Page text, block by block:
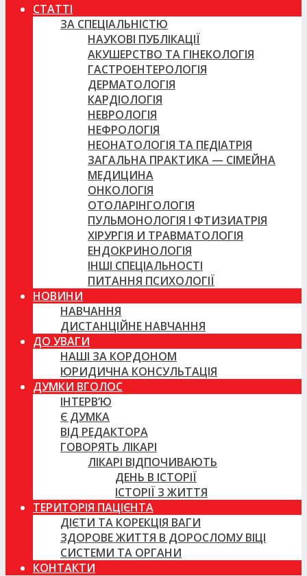
СТАТТІ
ЗА СПЕЦІАЛЬНІСТЮ
НАУКОВІ ПУБЛІКАЦІЇ
АКУШЕРСТВО ТА ГІНЕКОЛОГІЯ
ГАСТРОЕНТЕРОЛОГІЯ
ДЕРМАТОЛОГІЯ
КАРДІОЛОГІЯ
НЕВРОЛОГІЯ
НЕФРОЛОГІЯ
НЕОНАТОЛОГІЯ ТА ПЕДІАТРІЯ
ЗАГАЛЬНА ПРАКТИКА — СІМЕЙНА
МЕДИЦИНА
ОНКОЛОГІЯ
ОТОЛАРІНГОЛОГІЯ
ПУЛЬМОНОЛОГІЯ І ФТИЗИАТРІЯ
ХІРУРГІЯ И ТРАВМАТОЛОГІЯ
ЕНДОКРИНОЛОГІЯ
ІНШІ СПЕЦІАЛЬНОСТІ
ПИТАННЯ ПСИХОЛОГІЇ
НОВИНИ
НАВЧАННЯ
ДИСТАНЦІЙНЕ НАВЧАННЯ
ДО УВАГИ
НАШІ ЗА КОРДОНОМ
ЮРИДИЧНА КОНСУЛЬТАЦІЯ
ДУМКИ ВГОЛОС
ІНТЕРВ’Ю
Є ДУМКА
ВІД РЕДАКТОРА
ГОВОРЯТЬ ЛІКАРІ
ЛІКАРІ ВІДПОЧИВАЮТЬ
ДЕНЬ В ІСТОРІЇ
ІСТОРІЇ З ЖИТТЯ
ТЕРИТОРІЯ ПАЦІЄНТА
ДІЄТИ ТА КОРЕКЦІЯ ВАГИ
ЗДОРОВЕ ЖИТТЯ В ДОРОСЛОМУ ВІЦІ
СИСТЕМИ ТА ОРГАНИ
КОНТАКТИ